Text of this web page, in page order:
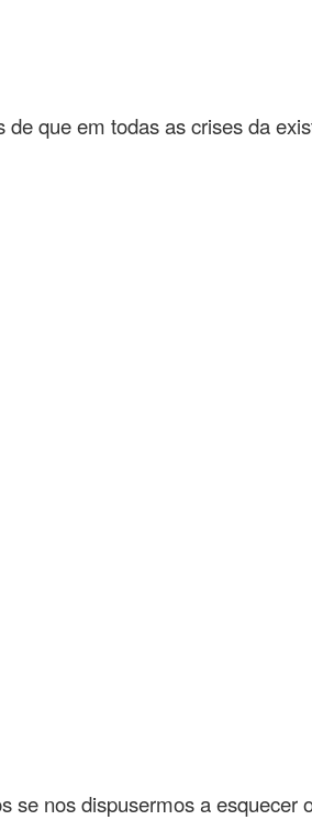
que em todas as crises da
se nos dispusermos a